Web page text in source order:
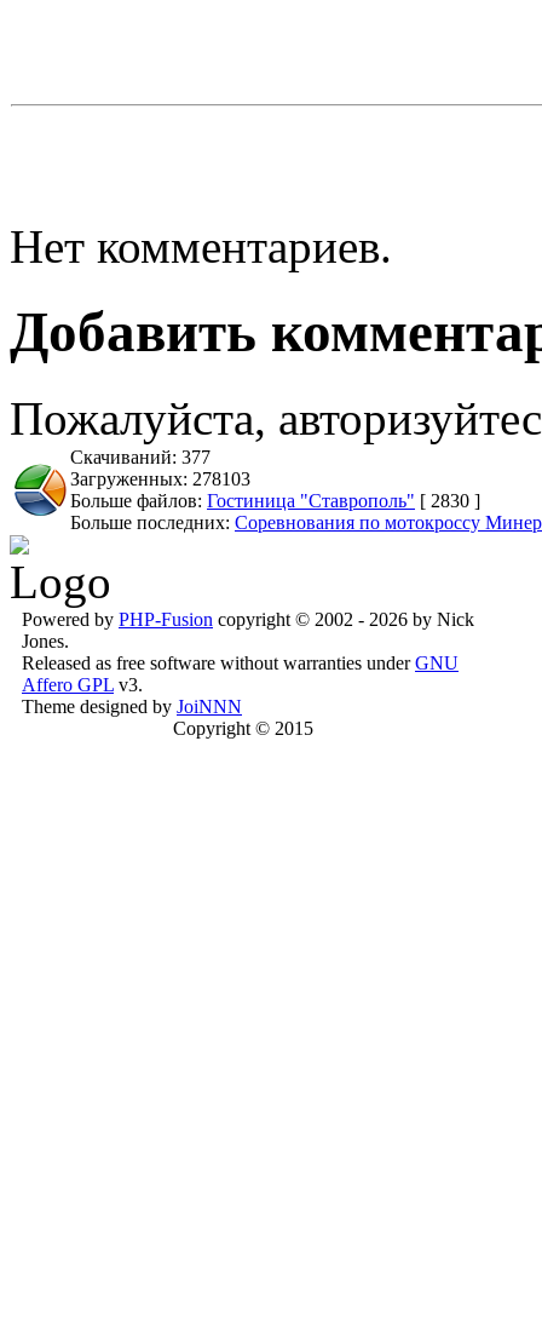
Нет комментариев.
Добавить
Пожалуйста,
Скачиваний: 377
Загруженных: 278103
Больше файлов: Гостиница "Ставрополь" [ 2830 ]
Больше последних: Соревнования по мотокроссу
Powered by PHP-Fusion copyright © 2002 - 2026 by Nick
Jones.
Released as free software without warranties underGNU
Affero GPL v3.
Theme designed by JoiNNN
Copyright © 2015